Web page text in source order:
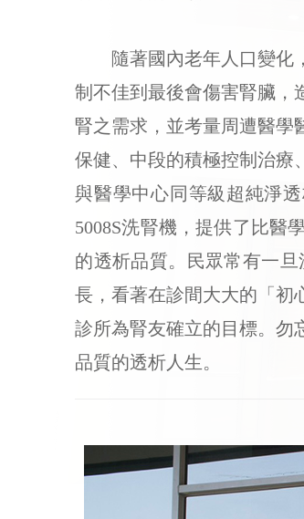
隨著國內老年人口變化，
制不佳到最後會傷害腎臟，
腎之需求，並考量周遭醫學
保健、中段的積極控制治療
與醫學中心同等級超純淨
5008S洗腎機，提供了比醫
的透析品質。民眾常有一
長，看著在診間大大的「初
診所為腎友確立的目標。勿
品質的透析人生。